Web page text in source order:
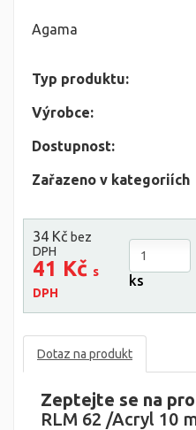
Agama
Typ produktu:
Výrobce:
Dostupnost:
Zařazeno v kategoriích
34 Kč bez
DPH
41 Kč s
DPH
ks
Dotaz na produkt
Zeptejte se na
RLM 62 /Acryl 10